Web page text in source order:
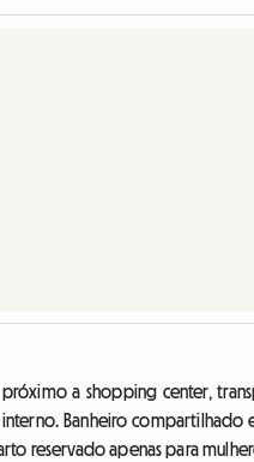
a shopping center,
Banheiro compartilhado
reservado apenas para